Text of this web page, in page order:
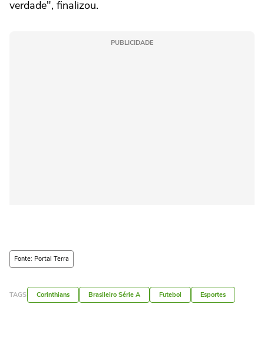
verdade", finalizou.
PUBLICIDADE
Fonte: Portal Terra
TAGS Corinthians Brasileiro Série A Futebol Esportes